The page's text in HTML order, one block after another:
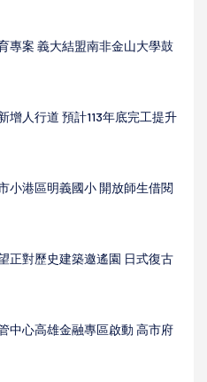
專案 義大結盟南非金山大學鼓
增人行道 預計113年底完工提升
小港區明義國小 開放師生借閱
正對歷史建築邀遙園 日式復古
中心高雄金融專區啟動 高市府